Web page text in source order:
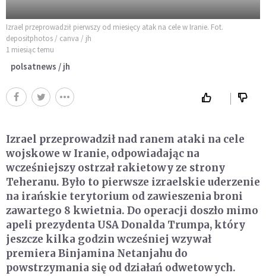
Izrael przeprowadził pierwszy od miesięcy atak na cele w Iranie. Fot.
depositphotos / canva / jh
1 miesiąc temu
polsatnews / jh
Izrael przeprowadził nad ranem ataki na cele
wojskowe w Iranie, odpowiadając na
wcześniejszy ostrzał rakietowy ze strony
Teheranu. Było to pierwsze izraelskie uderzenie
na irańskie terytorium od zawieszenia broni
zawartego 8 kwietnia. Do operacji doszło mimo
apeli prezydenta USA Donalda Trumpa, który
jeszcze kilka godzin wcześniej wzywał
premiera Binjamina Netanjahu do
powstrzymania się od działań odwetowych.